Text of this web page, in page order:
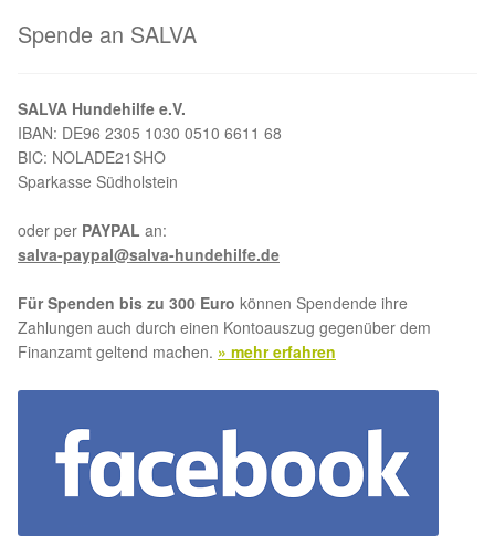
Partnertierheim in Bulgarien
Spende an SALVA
SALVA Hundehilfe e.V.
IBAN: DE96 2305 1030 0510 6611 68
BIC: NOLADE21SHO
Sparkasse Südholstein
oder per PAYPAL an:
salva-paypal@salva-hundehilfe.de
Für Spenden bis zu 300 Euro können Spendende ihre
Zahlungen auch durch einen Kontoauszug gegenüber dem
Finanzamt geltend machen. » mehr erfahren